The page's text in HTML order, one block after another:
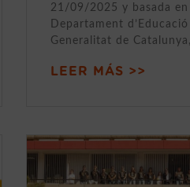
21/09/2025 y basada en
Departament
Generalitat de
LEER MÁS >>